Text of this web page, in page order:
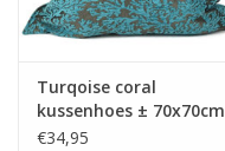
Verlichting
Turqoise coral
kussenhoes ± 70x70cm
-
€34,95